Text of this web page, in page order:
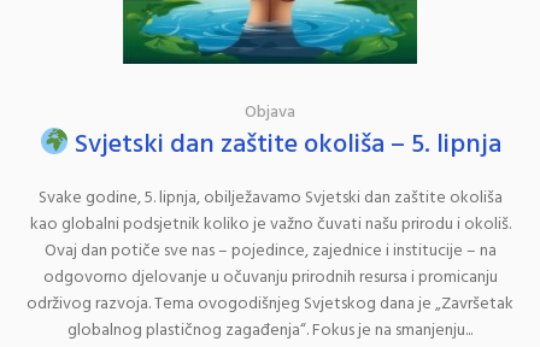
Objava
Svjetski dan zaštite okoliša – 5. lipnja
Svake godine, 5. lipnja, obilježavamo Svjetski dan zaštite okoliša
kao globalni podsjetnik koliko je važno čuvati našu prirodu i okoliš.
Ovaj dan potiče sve nas – pojedince, zajednice i institucije – na
odgovorno djelovanje u očuvanju prirodnih resursa i promicanju
održivog razvoja. Tema ovogodišnjeg Svjetskog dana je „Završetak
globalnog plastičnog zagađenja“. Fokus je na smanjenju...